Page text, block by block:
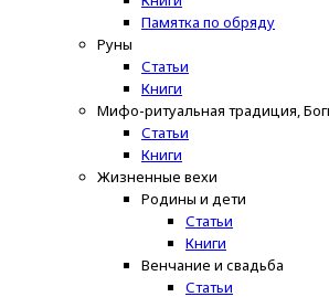
Памятка по обряду
Руны
Статьи
Книги
Мифо-ритуальная традиция,
Статьи
Книги
Жизненные вехи
Родины и дети
Статьи
Книги
Венчание и свадьба
Статьи